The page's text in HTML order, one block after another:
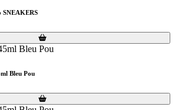
SNEAKERS
Bleu Pou